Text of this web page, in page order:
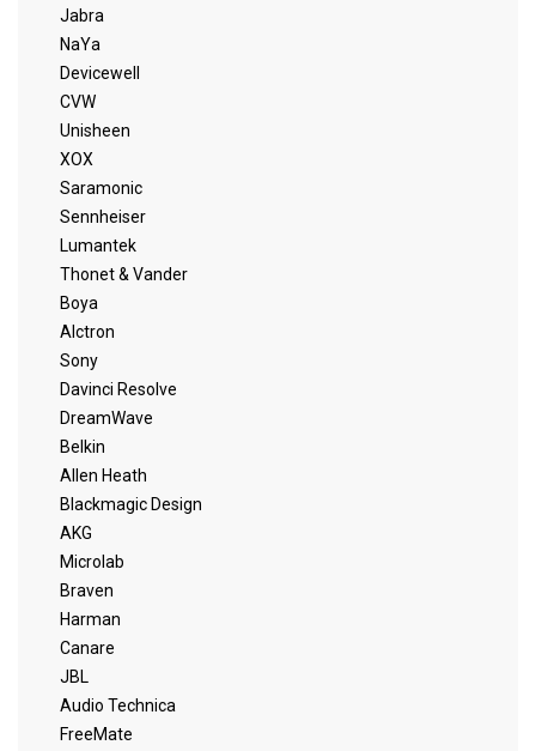
Jabra
NaYa
Devicewell
CVW
Unisheen
XOX
Saramonic
Sennheiser
Lumantek
Thonet & Vander
Boya
Alctron
Sony
Davinci Resolve
DreamWave
Belkin
Allen Heath
Blackmagic Design
AKG
Microlab
Braven
Harman
Canare
JBL
Audio Technica
FreeMate